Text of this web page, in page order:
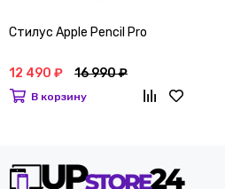
Стилус Apple Pencil Pro
12 490 ₽ 16 990 ₽
В корзину